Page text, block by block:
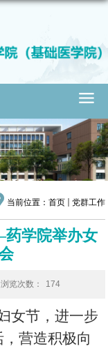
当前位置： 首页 党群工作
学院举办女
浏览次数： 174
女节，进一步
营造积极向